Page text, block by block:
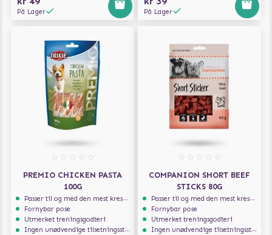
På Lager På Lager
PREMIO CHICKEN PASTA
100G
Passer til og med den mest kresne hunden
Fornybar pose
Utmerket treningsgodteri
Ingen unødvendige tilsetningsstoffer
COMPANION SHORT BEEF
STICKS 80G
Passer til og med den mest kresne hunden
Fornybar pose
Utmerket treningsgodteri
Ingen unødvendige tilsetningsstoffer